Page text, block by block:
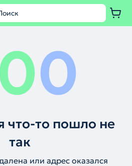
0
что-то пошло не
так
или адрес оказался